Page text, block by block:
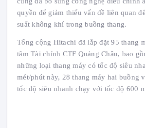
quyền để giảm thiểu vấn đề liên quan
suất không khí trong buồng thang.
Tổng cộng Hitachi đã lắp đặt 95 thang
tâm Tài chính CTF Quảng Châu, bao
những loại thang máy có tốc độ siêu
mét/phút này, 28 thang máy hai buồng
tốc độ siêu nhanh chạy với tốc độ 600